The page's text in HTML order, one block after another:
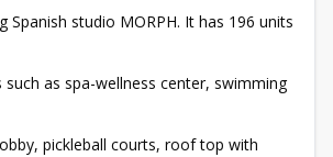
Spanish studio MORPH. It has 196 units
as spa-wellness center, swimming
pickleball courts, roof top with